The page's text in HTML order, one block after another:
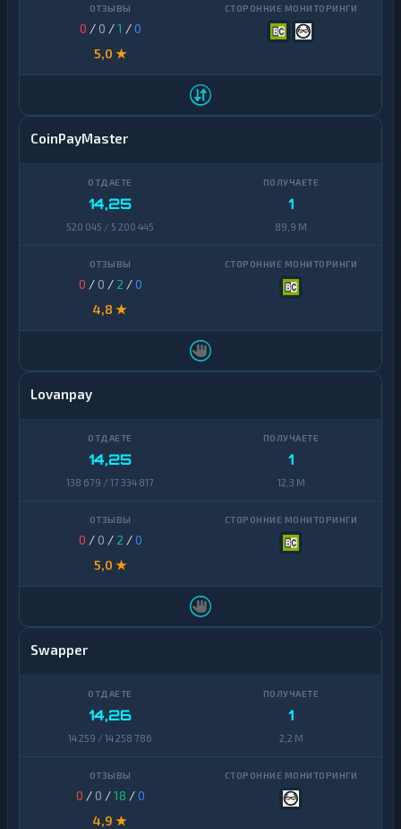
0 / 0 /1 /0
5,0 ★
CoinPayMaster
14,25
520 045 / 5 200 445
1
89,9 M
0 / 0 / 2 /0
4,8 ★
Lovanpay
14,25
138 679 / 17 334 817
1
12,3 M
0 / 0 / 2 /0
5,0 ★
Swapper
14,26
14 259 / 14 258 786
1
2,2 M
0 / 0 /18 /0
4,9 ★